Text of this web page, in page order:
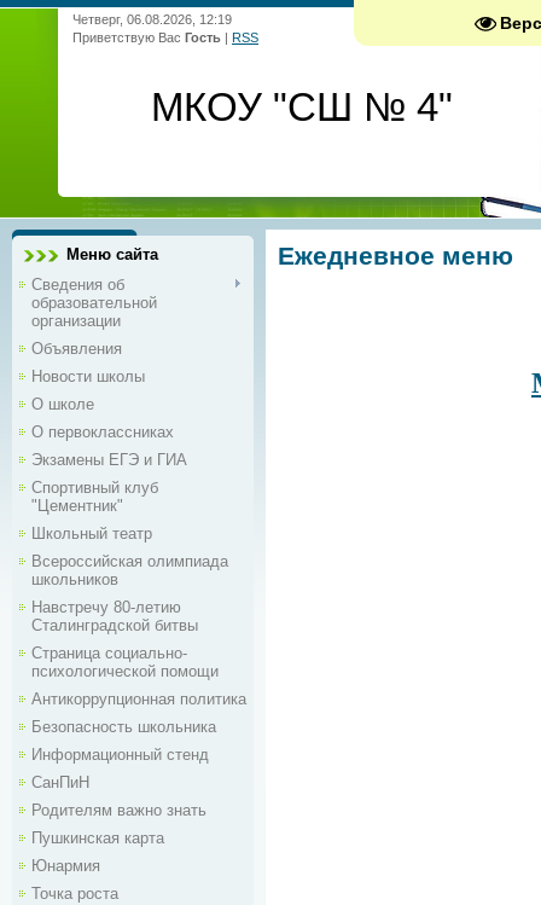
Четверг, 06.08.2026, 12:19
Приветствую Вас Гость | RSS
МКОУ "СШ № 4"
Меню сайта
Сведения об
образовательной
организации
Объявления
Новости школы
О школе
О первоклассниках
Экзамены ЕГЭ и ГИА
Спортивный клуб
"Цементник"
Школьный театр
Всероссийская олимпиада
школьников
Навстречу 80-летию
Сталинградской битвы
Страница социально-
психологической помощи
Антикоррупционная политика
Безопасность школьника
Информационный стенд
СанПиН
Родителям важно знать
Пушкинская карта
Юнармия
Точка роста
Ежедневное меню